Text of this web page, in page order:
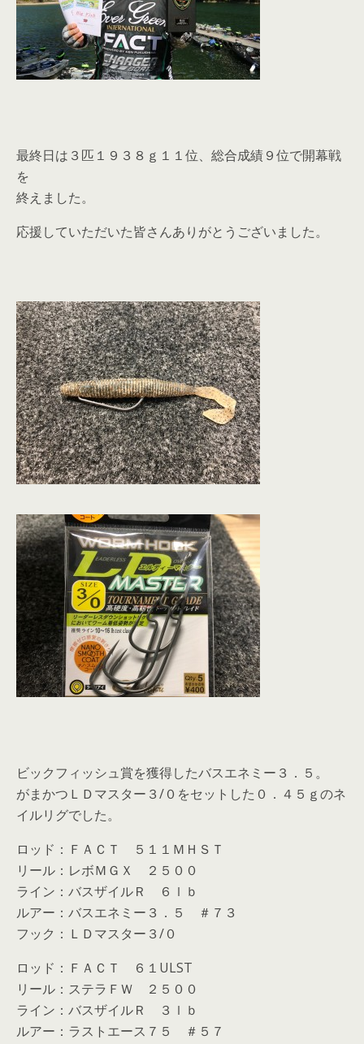
最終日は３匹１９３８ｇ１１位、総合成績９位で開幕戦
を
終えました。
応援していただいた皆さんありがとうございました。
ビックフィッシュ賞を獲得したバスエネミー３．５。
がまかつＬＤマスター３/０をセットした０．４５ｇのネ
イルリグでした。
ロッド：ＦＡＣＴ ５１１ＭＨＳＴ
リール：レボＭＧＸ ２５００
ライン：バスザイルＲ ６ｌｂ
ルアー：バスエネミー３．５ ＃７３
フック：ＬＤマスター３/０
ロッド：ＦＡＣＴ ６１ULST
リール：ステラＦＷ ２５００
ライン：バスザイルＲ ３ｌｂ
ルアー：ラストエース７５ ＃５７